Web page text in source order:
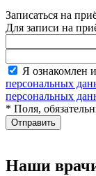
Записаться на
Для записи на
Я ознакомлен
персональных
персональных
* Поля,
Отправить
Наши